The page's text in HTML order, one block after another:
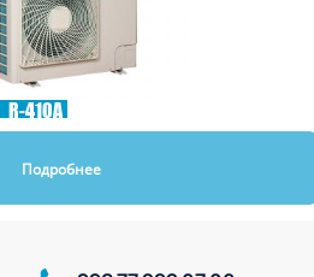
R-410A
Подробнее